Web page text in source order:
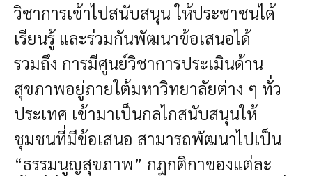
วิชาการเข้าไปสนับสนุน ให้ประชาชนได้
เรียนรู้ และร่วมกันพัฒนาข้อเสนอได้
รวมถึง การมีศูนย์วิชาการประเมินด้าน
สุขภาพอยู่ภายใต้มหาวิทยาลัยต่าง ๆ ทั่ว
ประเทศ เข้ามาเป็นกลไกสนับสนุนให้
ชุมชนที่มีข้อเสนอ สามารถพัฒนาไปเป็น
“ธรรมนูญสุขภาพ” กฎกติกาของแต่ละ